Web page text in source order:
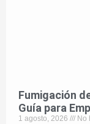
Fumigación
Guía para
1 agosto, 2026 No